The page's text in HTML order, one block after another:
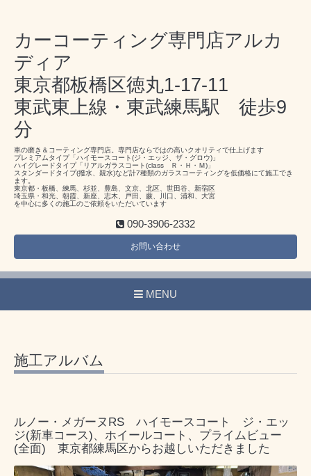
カーコーティング専門店アルカ
ディア
東京都板橋区徳丸1-17-11
東武東上線・東武練馬駅 徒歩9
分
車の磨き＆コーティング専門店。専門店ならではの高いクオリティで仕上げます
プレミアムタイプ「ハイモースコート(ジ・エッジ、ザ・グロウ)」
ハイグレードタイプ「リアルガラスコート(class Ｒ・Ｈ・Ｍ)」
スタンダードタイプ(撥水、親水)など計7種類のガラスコーティングを低価格にて施工でき
ます。
東京都・板橋、練馬、杉並、豊島、文京、北区、世田谷、新宿区
埼玉県・和光、朝霞、新座、志木、戸田、蕨、川口、浦和、大宮
を中心に多くの施工のご依頼をいただいています
090-3906-2332
お問い合わせ
MENU
施工アルバム
ルノー・メガーヌRS ハイモースコート ジ・エッ
ジ(新車コース)、ホイールコート、プライムビュー
(全面) 東京都練馬区からお越しいただきました